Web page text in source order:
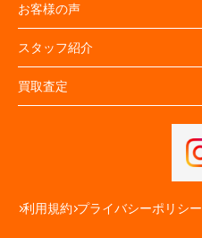
お客様の声
スタッフ紹介
買取査定
利用規約 プライバシーポリシー